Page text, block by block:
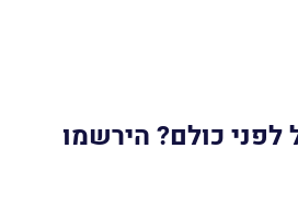
לפני כולם? הירשמו